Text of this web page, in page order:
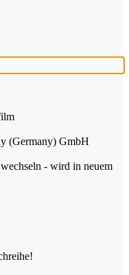
(Germany) GmbH
- wird in neuem